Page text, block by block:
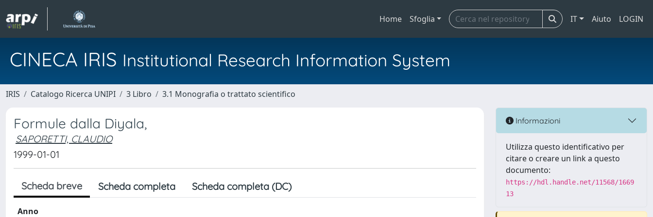
Home Sfoglia IT Aiuto LOGIN
CINECA IRIS Institutional Research Information System
IRIS Catalogo Ricerca UNIPI 3 Libro 3.1 Monografia o trattato scientifico
Formule dalla Diyala,
SAPORETTI, CLAUDIO
1999-01-01
Scheda breve Scheda completa Scheda completa (DC)
Anno
Informazioni
Utilizza questo identificativo per
citare o creare un link a questo
documento:
https://hdl.handle.net/11568/1669
13